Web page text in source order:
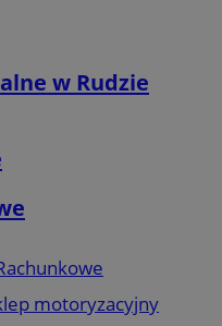
w Rudzie
motoryzacyjny